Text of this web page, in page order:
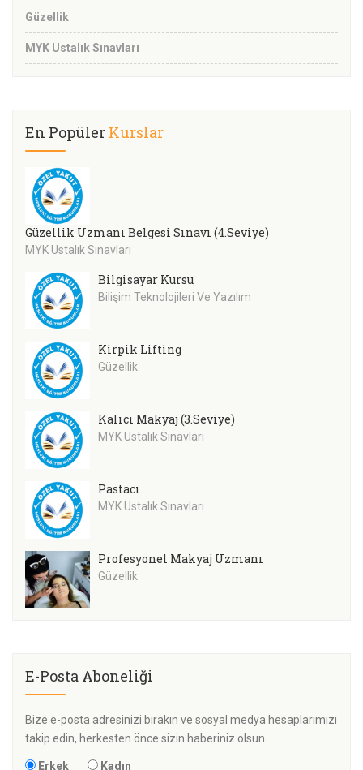
Güzellik
MYK Ustalık Sınavları
En Popüler Kurslar
Güzellik Uzmanı Belgesi Sınavı (4.Seviye)
MYK Ustalık Sınavları
Bilgisayar Kursu
Bilişim Teknolojileri Ve Yazılım
Kirpik Lifting
Güzellik
Kalıcı Makyaj (3.Seviye)
MYK Ustalık Sınavları
Pastacı
MYK Ustalık Sınavları
Profesyonel Makyaj Uzmanı
Güzellik
E-Posta Aboneliği
Bize e-posta adresinizi bırakın ve sosyal medya hesaplarımızı
takip edin, herkesten önce sizin haberiniz olsun.
Erkek Kadın